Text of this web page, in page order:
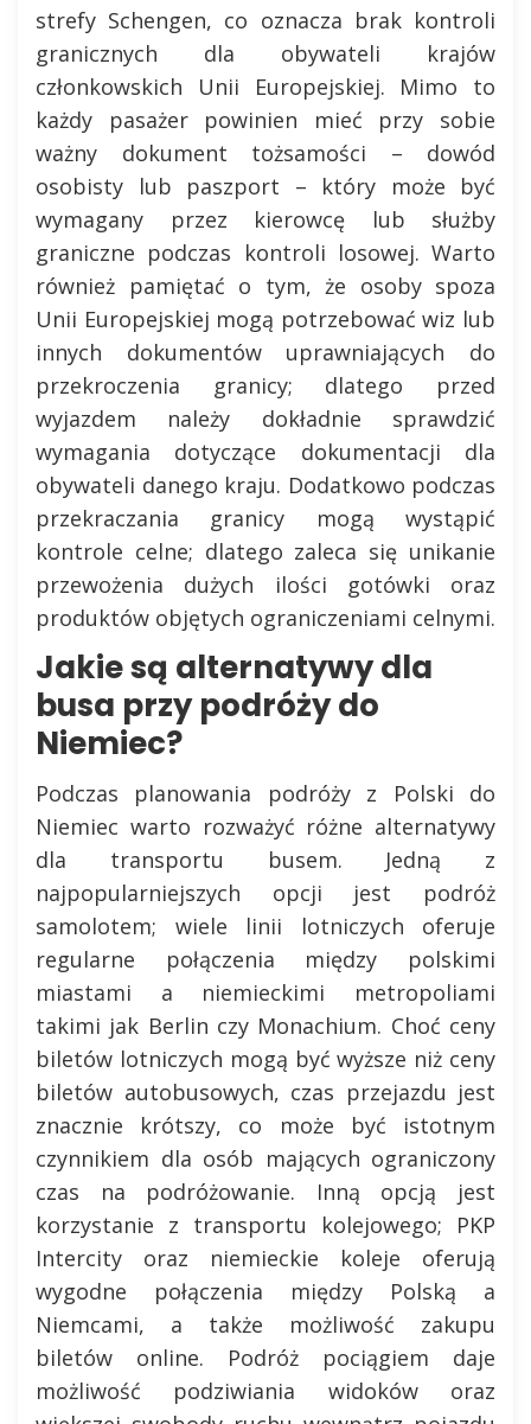
strefy Schengen, co oznacza brak kontroli
granicznych dla obywateli krajów
członkowskich Unii Europejskiej. Mimo to
każdy pasażer powinien mieć przy sobie
ważny dokument tożsamości – dowód
osobisty lub paszport – który może być
wymagany przez kierowcę lub służby
graniczne podczas kontroli losowej. Warto
również pamiętać o tym, że osoby spoza
Unii Europejskiej mogą potrzebować wiz lub
innych dokumentów uprawniających do
przekroczenia granicy; dlatego przed
wyjazdem należy dokładnie sprawdzić
wymagania dotyczące dokumentacji dla
obywateli danego kraju. Dodatkowo podczas
przekraczania granicy mogą wystąpić
kontrole celne; dlatego zaleca się unikanie
przewożenia dużych ilości gotówki oraz
produktów objętych ograniczeniami celnymi.
Jakie są alternatywy dla
busa przy podróży do
Niemiec?
Podczas planowania podróży z Polski do
Niemiec warto rozważyć różne alternatywy
dla transportu busem. Jedną z
najpopularniejszych opcji jest podróż
samolotem; wiele linii lotniczych oferuje
regularne połączenia między polskimi
miastami a niemieckimi metropoliami
takimi jak Berlin czy Monachium. Choć ceny
biletów lotniczych mogą być wyższe niż ceny
biletów autobusowych, czas przejazdu jest
znacznie krótszy, co może być istotnym
czynnikiem dla osób mających ograniczony
czas na podróżowanie. Inną opcją jest
korzystanie z transportu kolejowego; PKP
Intercity oraz niemieckie koleje oferują
wygodne połączenia między Polską a
Niemcami, a także możliwość zakupu
biletów online. Podróż pociągiem daje
możliwość podziwiania widoków oraz